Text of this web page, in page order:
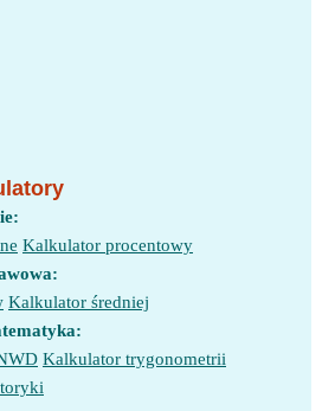
Kalkulator procentowy
Kalkulator średniej
Kalkulator trygonometrii